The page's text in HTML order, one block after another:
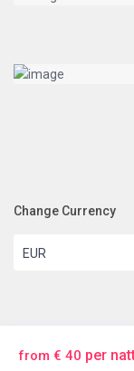
Change Currency
EUR
Impressum
from € 40 per